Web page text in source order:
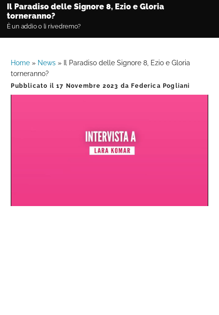
Il Paradiso delle Signore 8, Ezio e Gloria
torneranno?
È un addio o li rivedremo?
Home » News »
Il Paradiso delle Signore 8, Ezio e Gloria
torneranno?
Pubblicato il17 Novembre 2023 da Federica Pogliani
0%
0%